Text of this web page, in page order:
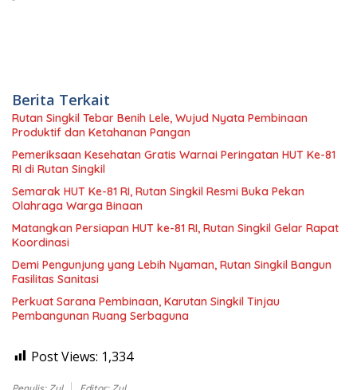
Berita Terkait
Rutan Singkil Tebar Benih Lele, Wujud Nyata Pembinaan
Produktif dan Ketahanan Pangan
Pemeriksaan Kesehatan Gratis Warnai Peringatan HUT Ke-81
RI di Rutan Singkil
Semarak HUT Ke-81 RI, Rutan Singkil Resmi Buka Pekan
Olahraga Warga Binaan
Matangkan Persiapan HUT ke-81 RI, Rutan Singkil Gelar Rapat
Koordinasi
Demi Pengunjung yang Lebih Nyaman, Rutan Singkil Bangun
Fasilitas Sanitasi
Perkuat Sarana Pembinaan, Karutan Singkil Tinjau
Pembangunan Ruang Serbaguna
Post Views: 1,334